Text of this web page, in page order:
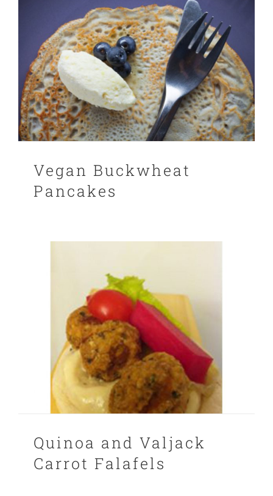
CART
FR
Vegan Buckwheat
Pancakes
Quinoa and Valjack
Carrot Falafels